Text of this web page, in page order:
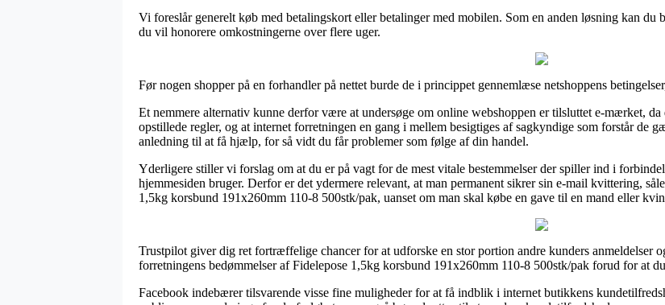
Vi foreslår generelt køb med betalingskort eller betalinger med mobilen. Som en anden løsning kan
du vil honorere omkostningerne over flere uger.
Før nogen shopper på en forhandler på nettet burde de i princippet gennemlæse netshoppens
Et nemmere alternativ kunne derfor være at undersøge om online webshoppen er tilsluttet e-mærket,
opstillede regler, og at internet forretningen en gang i mellem besigtiges af sagkyndige som forstår de
anledning til at få hjælp, for så vidt du får problemer som følge af din handel.
Yderligere stiller vi forslag om at du er på vagt for de mest vitale bestemmelser der spiller ind i
hjemmesiden bruger. Derfor er det ydermere relevant, at man permanent sikrer sin e-mail kvittering,
1,5kg korsbund 191x260mm 110-8 500stk/pak, uanset om man skal købe en gave til en mand eller
Trustpilot giver dig ret fortræffelige chancer for at udforske en stor portion andre kunders anmeldelser
forretningens bedømmelser af Fidelepose 1,5kg korsbund 191x260mm 110-8 500stk/pak forud for at
Facebook indebærer tilsvarende visse fine muligheder for at få indblik i internet butikkens